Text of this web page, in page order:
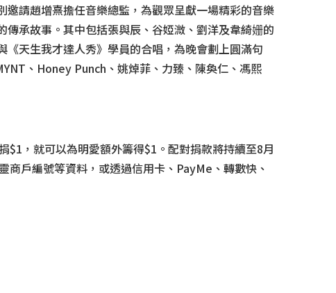
邀請趙增熹擔任音樂總監，為觀眾呈獻一場精彩的音樂
承故事。其中包括張與辰、谷婭溦、劉洋及韋綺姗的
天生我才達人秀》學員的合唱，為晚會劃上圓滿句
、Honey Punch、姚焯菲、力臻、陳奐仁、馮熙
，就可以為明愛額外籌得$1。配對捐款將持續至8月
戶編號等資料，或透過信用卡、PayMe、轉數快、